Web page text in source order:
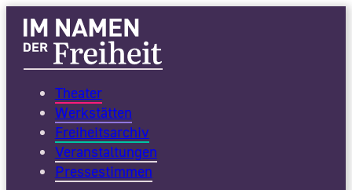
Theater
Werkstätten
Freiheitsarchiv
Veranstaltungen
Pressestimmen